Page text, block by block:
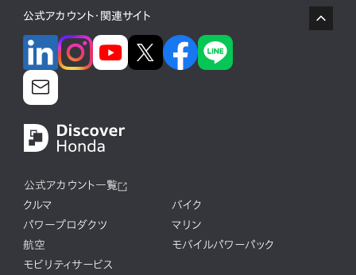
公式アカウント・関連サイト
公式アカウント一覧
クルマ
バイク
パワープロダクツ
マリン
航空
モバイルパワーパック
モビリティサービス